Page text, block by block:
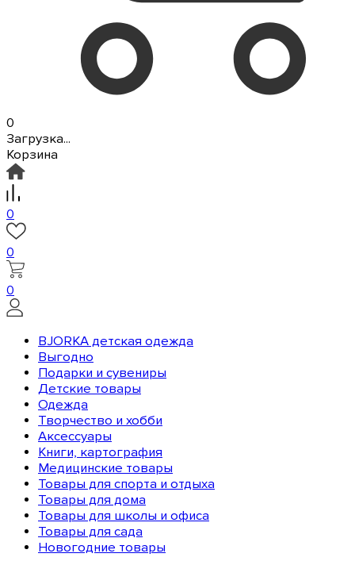
0
Загрузка...
Корзина
0
0
0
BJORKA детская одежда
Выгодно
Подарки и сувениры
Детские товары
Одежда
Творчество и хобби
Аксессуары
Книги, картография
Медицинские товары
Товары для спорта и отдыха
Товары для дома
Товары для школы и офиса
Товары для сада
Новогодние товары